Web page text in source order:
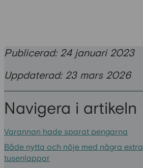
Publicerad: 24 januari 2023
Uppdaterad: 23 mars 2026
Navigera i artikeln
Varannan hade sparat pengarna
Både nytta och nöje med några extra
tusenlappar